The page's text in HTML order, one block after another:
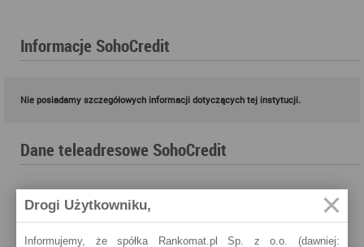
Informacje SohoCredit
Nie posiadamy szczegółowych informacji dotyczących tej instytucji.
Dane teleadresowe SohoCredit
Drogi Użytkowniku,
Informujemy, że spółka Rankomat.pl Sp. z o.o. (dawniej: